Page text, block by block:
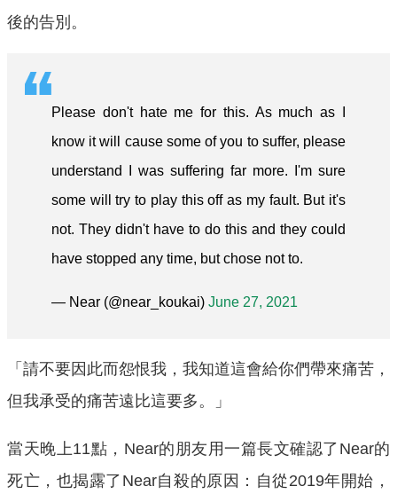
後的告別。
Please don't hate me for this. As much as I
know it will cause some of you to suffer, please
understand I was suffering far more. I'm sure
some will try to play this off as my fault. But it's
not. They didn't have to do this and they could
have stopped any time, but chose not to.
— Near (@near_koukai) June 27, 2021
「請不要因此而怨恨我，我知道這會給你們帶來痛苦，
但我承受的痛苦遠比這要多。」
當天晚上11點，Near的朋友用一篇長文確認了Near的
死亡，也揭露了Near自殺的原因：自從2019年開始，